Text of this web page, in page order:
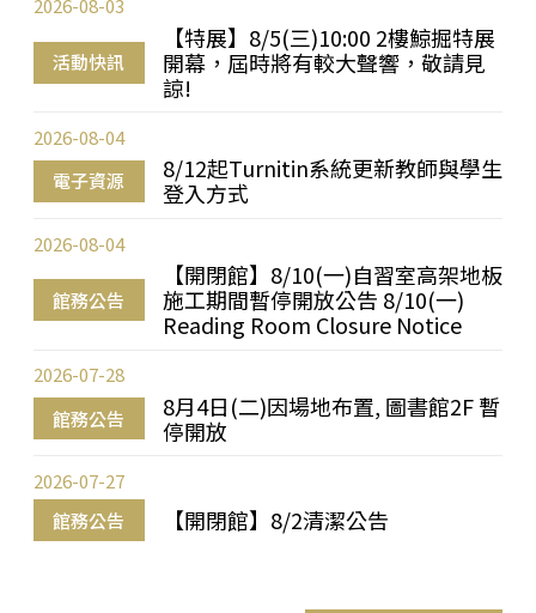
活動快訊
【特展】8/5(三)10:00 2樓鯨掘特展
開幕，屆時將有較大聲響，敬請見
諒!
2026-08-03
電子資源
8/12起Turnitin系統更新教師與學生
登入方式
2026-08-04
館務公告
【開閉館】8/10(一)自習室高架地板
施工期間暫停開放公告 8/10(一)
Reading Room Closure Notice
2026-08-04
館務公告
8月4日(二)因場地布置, 圖書館2F 暫
停開放
2026-07-28
館務公告 【開閉館】8/2清潔公告
2026-07-27